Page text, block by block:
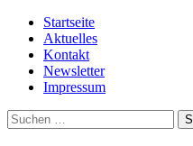
Startseite
Aktuelles
Kontakt
Newsletter
Impressum
Suchen
nach: